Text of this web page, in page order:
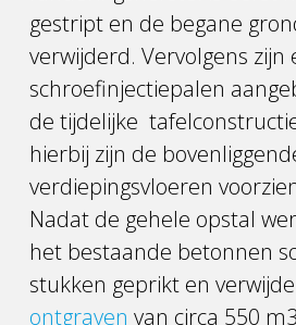
gestript en de begane
verwijderd. Vervolgens zijn
schroefinjectiepalen
de tijdelijke
hierbij zijn de
verdiepingsvloeren
Nadat de gehele opstal
het bestaande betonnen
stukken geprikt en
ontgraven van circa 550